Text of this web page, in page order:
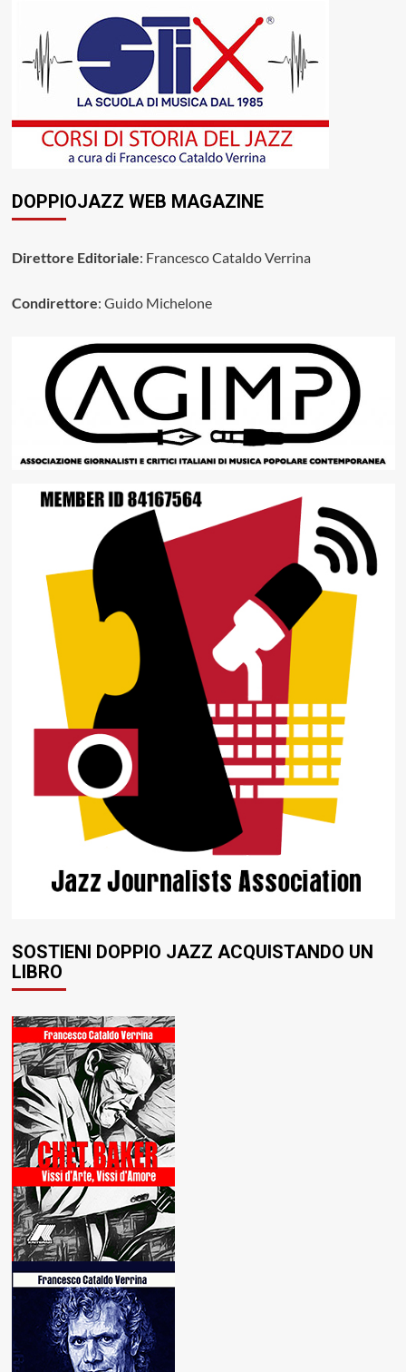
DOPPIOJAZZ WEB MAGAZINE
Direttore Editoriale: Francesco Cataldo Verrina
Condirettore: Guido Michelone
SOSTIENI DOPPIO JAZZ ACQUISTANDO UN
LIBRO